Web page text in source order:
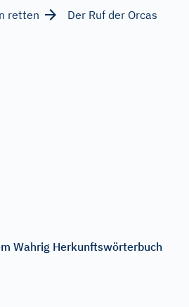
retten
Der Ruf der Orcas
Wahrig Herkunftswörterbuch